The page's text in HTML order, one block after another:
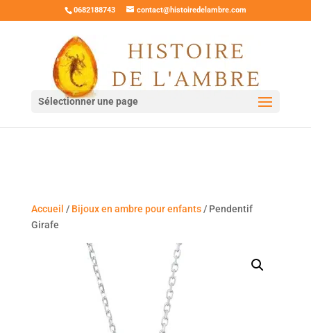
0682188743 contact@histoiredelambre.com
Sélectionner une page
Accueil / Bijoux en ambre pour enfants/ Pendentif
Girafe